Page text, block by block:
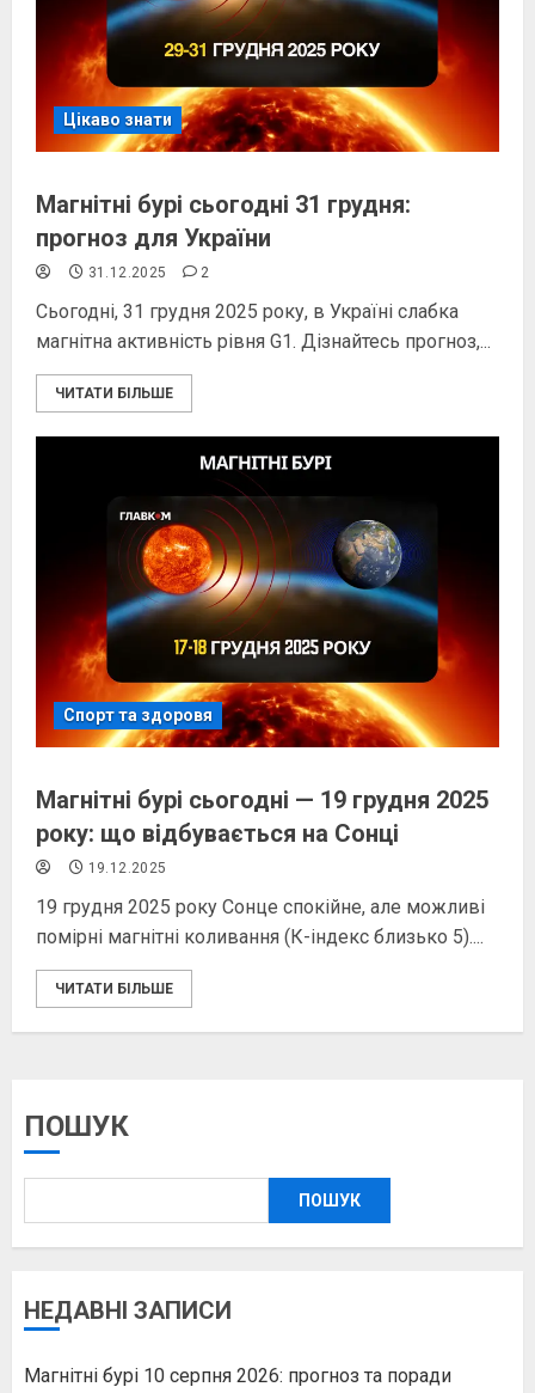
Цікаво знати
Магнітні бурі сьогодні 31 грудня:
прогноз для України
31.12.2025 2
Сьогодні, 31 грудня 2025 року, в Україні слабка
магнітна активність рівня G1. Дізнайтесь прогноз,...
ЧИТАТИ БІЛЬШЕ
Спорт та здоровя
Магнітні бурі сьогодні — 19 грудня 2025
року: що відбувається на Сонці
19.12.2025
19 грудня 2025 року Сонце спокійне, але можливі
помірні магнітні коливання (К-індекс близько 5)....
ЧИТАТИ БІЛЬШЕ
ПОШУК
ПОШУК
НЕДАВНІ ЗАПИСИ
Магнітні бурі 10 серпня 2026: прогноз та поради